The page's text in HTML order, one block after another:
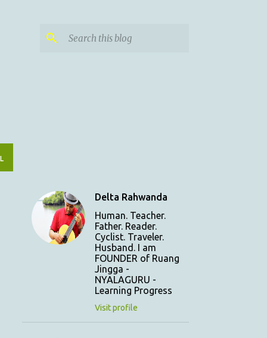
Delta Rahwanda
Human. Teacher.
Father. Reader.
Cyclist. Traveler.
Husband. I am
FOUNDER of Ruang
Jingga -
NYALAGURU -
Learning Progress
Visit profile